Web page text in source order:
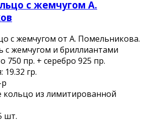
с жемчугом А.
с жемчугом от А. Помельникова.
с жемчугом и бриллиантами
750 пр. + серебро 925 пр.
19.32 гр.
кольцо из лимитированной
шт.